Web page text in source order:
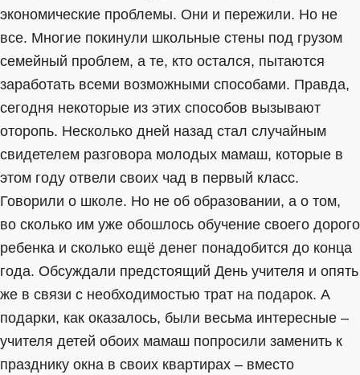
экономические проблемы. Они и пережили. Но не
все. Многие покинули школьные стены под грузом
семейный проблем, а те, кто остался, пытаются
заработать всеми возможными способами. Правда,
сегодня некоторые из этих способов вызывают
оторопь. Несколько дней назад стал случайным
свидетелем разговора молодых мамаш, которые в
этом году отвели своих чад в первый класс.
Говорили о школе. Но не об образовании, а о том,
во сколько им уже обошлось обучение своего дорого
ребенка и сколько ещё денег понадобится до конца
года. Обсуждали предстоящий День учителя и опять
же в связи с необходимостью трат на подарок. А
подарки, как оказалось, были весьма интересные –
учителя детей обоих мамаш попросили заменить к
празднику окна в своих квартирах – вместо